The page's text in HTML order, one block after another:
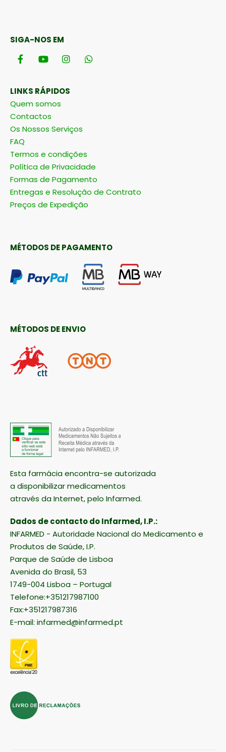
SIGA-NOS EM
LINKS RÁPIDOS
Quem somos
Contactos
Os Nossos Serviços
FAQ
Termos e condições
Política de Privacidade
Formas de Pagamento
Entregas e Resolução de Contrato
Preços de Expedição
MÉTODOS DE PAGAMENTO
MÉTODOS DE ENVIO
Esta farmácia encontra-se autorizada
a disponibilizar medicamentos
através da Internet, pelo Infarmed.
Dados de contacto do Infarmed, I.P.:
INFARMED - Autoridade Nacional do Medicamento e
Produtos de Saúde, I.P.
Parque de Saúde de Lisboa
Avenida do Brasil, 53
1749-004 Lisboa – Portugal
Telefone:+351217987100
Fax:+351217987316
E-mail: infarmed@infarmed.pt